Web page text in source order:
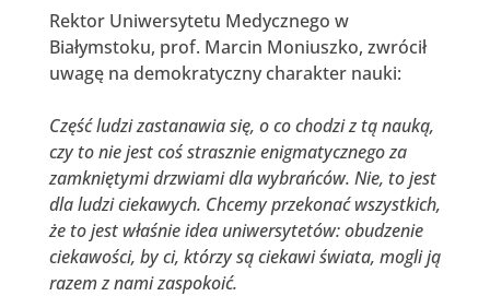
Rektor Uniwersytetu Medycznego w
Białymstoku, prof. Marcin Moniuszko, zwrócił
uwagę na demokratyczny charakter nauki:
Część ludzi zastanawia się, o co chodzi z tą nauką,
czy to nie jest coś strasznie enigmatycznego za
zamkniętymi drzwiami dla wybrańców. Nie, to jest
dla ludzi ciekawych. Chcemy przekonać wszystkich,
że to jest właśnie idea uniwersytetów: obudzenie
ciekawości, by ci, którzy są ciekawi świata, mogli ją
razem z nami zaspokoić.